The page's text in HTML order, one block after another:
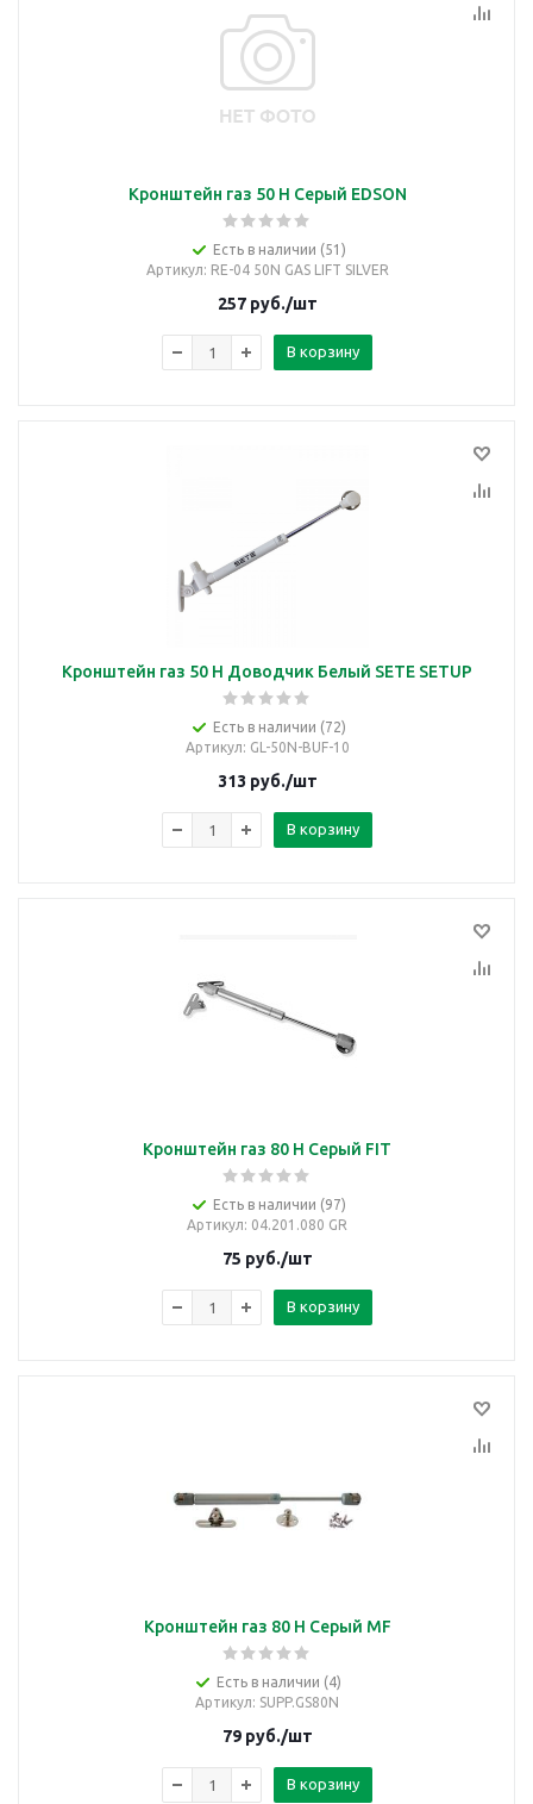
Кронштейн газ 50 Н Серый EDSON
Есть в наличии (51)
Артикул: RE-04 50N GAS LIFT SILVER
257руб./шт
В корзину
Кронштейн газ 50 Н Доводчик Белый SETE SETUP
Есть в наличии (72)
Артикул: GL-50N-BUF-10
313 руб./шт
В корзину
Кронштейн газ 80 Н Серый FIT
Есть в наличии (97)
Артикул: 04.201.080 GR
75 руб./шт
В корзину
Кронштейн газ 80 Н Серый MF
Есть в наличии (4)
Артикул: SUPP.GS80N
79руб./шт
В корзину